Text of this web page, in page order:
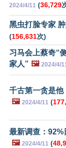
2024/4/11 (36,729
黑虫打脸专家
(156,631次)
习马会上蔡奇“
家人” 🖼️ 2024/4/
千古第一贪是他
🖼️ 2024/4/11 (
最新调查：
🖼️ 2024/4/11 (